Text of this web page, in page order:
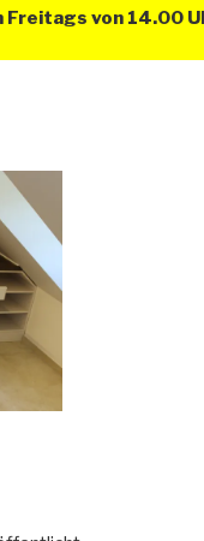
von 14.00